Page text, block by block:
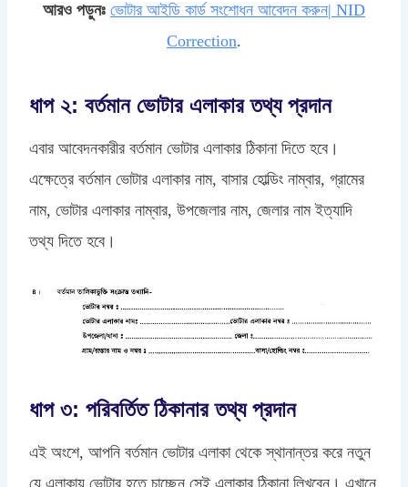
আরও পড়ুনঃ ভোটার আইডি কার্ড সংশোধন আবেদন করুন| NID
Correction.
ধাপ ২: বর্তমান ভোটার এলাকার তথ্য প্রদান
এবার আবেদনকারীর বর্তমান ভোটার এলাকার ঠিকানা দিতে হবে।
এক্ষেত্রে বর্তমান ভোটার এলাকার নাম, বাসার হোল্ডিং নাম্বার, গ্রামের
নাম, ভোটার এলাকার নাম্বার, উপজেলার নাম, জেলার নাম ইত্যাদি
তথ্য দিতে হবে।
ধাপ ৩: পরিবর্তিত ঠিকানার তথ্য প্রদান
এই অংশে, আপনি বর্তমান ভোটার এলাকা থেকে স্থানান্তর করে নতুন